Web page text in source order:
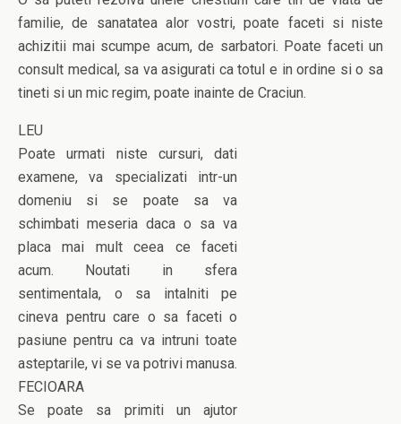
familie, de sanatatea alor vostri, poate faceti si niste
achizitii mai scumpe acum, de sarbatori. Poate faceti un
consult medical, sa va asigurati ca totul e in ordine si o sa
tineti si un mic regim, poate inainte de Craciun.
LEU
Poate urmati niste cursuri, dati
examene, va specializati intr-un
domeniu si se poate sa va
schimbati meseria daca o sa va
placa mai mult ceea ce faceti
acum. Noutati in sfera
sentimentala, o sa intalniti pe
cineva pentru care o sa faceti o
pasiune pentru ca va intruni toate
asteptarile, vi se va potrivi manusa.
FECIOARA
Se poate sa primiti un ajutor